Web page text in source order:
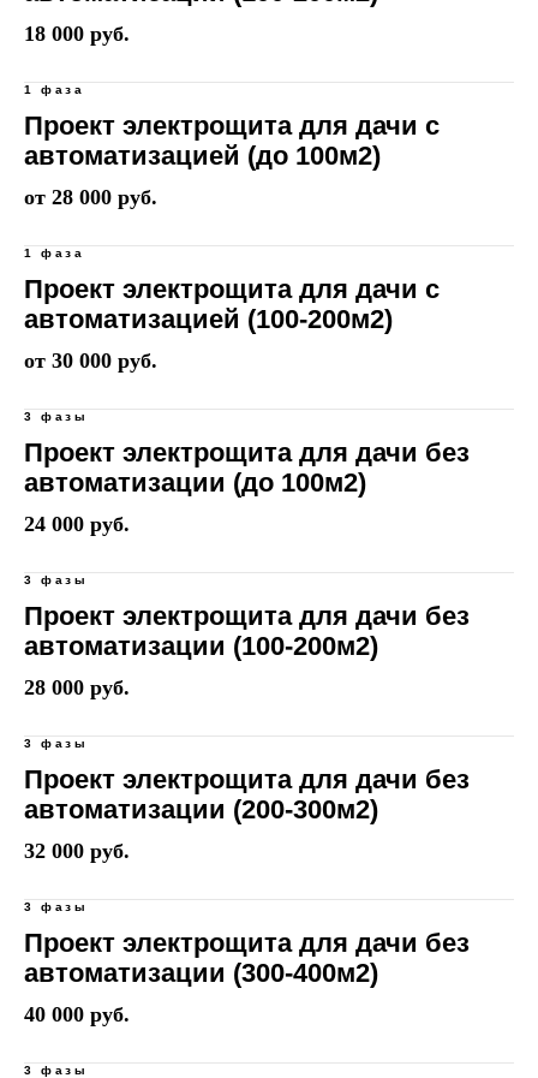
18 000 руб.
1 фаза
Проект электрощита для дачи с
автоматизацией (до 100м2)
от 28 000 руб.
1 фаза
Проект электрощита для дачи с
автоматизацией (100-200м2)
от 30 000 руб.
3 фазы
Проект электрощита для дачи без
автоматизации (до 100м2)
24 000 руб.
3 фазы
Проект электрощита для дачи без
автоматизации (100-200м2)
28 000 руб.
3 фазы
Проект электрощита для дачи без
автоматизации (200-300м2)
32 000 руб.
3 фазы
Проект электрощита для дачи без
автоматизации (300-400м2)
40 000 руб.
3 фазы